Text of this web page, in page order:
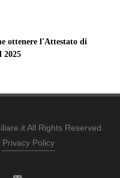
ottenere l'Attestato di
2025
All Rights Reserved.
Privacy Policy